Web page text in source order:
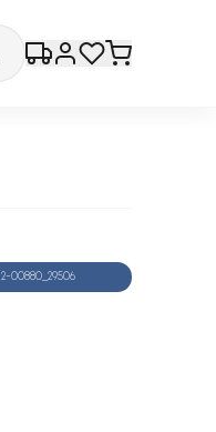
2-00880_29506